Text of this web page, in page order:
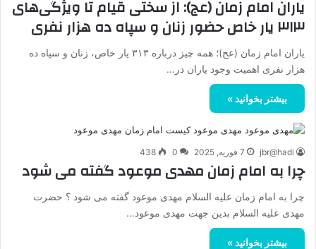
یاران امام زمان (عج): از سختی قیام تا ویژگی‌های
۳۱۳ یار خاص حضور زنان و سپاه ده هزار نفری
یاران امام زمان (عج)؛ همه چیز درباره ۳۱۳ یار خاص، زنان و سپاه ده
هزار نفری اهمیت وجود یاران در…
بیشتر بخوانید »
jbr@hadi 7 فوریه, 2025 0
438
چرا به امام زمان مهدی موعود گفته می شود
چرا به امام زمان علیه السلام مهدی موعود گفته می شود ؟ حضرت
مهدی علیه السلام بدین جهت مهدی موعود…
بیشتر بخوانید »